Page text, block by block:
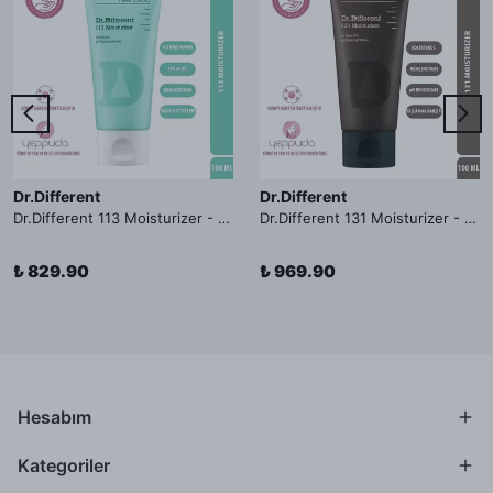
Dr.Different
Dr.Different 113 Moisturizer - Yağlı ve Hassas Cilt Tipleri İçin Yağ Asidi İçerikli Nemlendirici Krem
₺ 829.90
Dr.Different
Dr.Different 131 Moisturizer - Yaşlanma ve Kırışıklık Karşıtı Kolesterol İçerikli Nemlendirici Krem
₺ 969.90
Hesabım
Kategoriler